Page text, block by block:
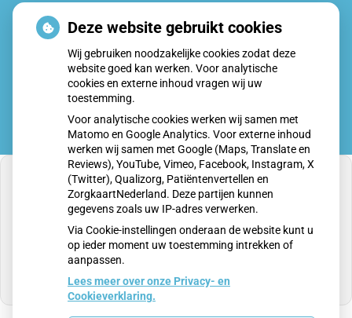
Uw
Zorg
Online
U heeft geen toestemming gegeven voor
externe inhoud die nodig is om dit te zien.
Cookie-instellingen wijzigen
Deze website gebruikt cookies
Wij gebruiken noodzakelijke cookies zodat deze
website goed kan werken. Voor analytische
cookies en externe inhoud vragen wij uw
toestemming.
Voor analytische cookies werken wij samen met
Matomo en Google Analytics. Voor externe inhoud
werken wij samen met Google (Maps, Translate en
Reviews), YouTube, Vimeo, Facebook, Instagram, X
(Twitter), Qualizorg, Patiëntenvertellen en
ZorgkaartNederland. Deze partijen kunnen
gegevens zoals uw IP-adres verwerken.
Via Cookie-instellingen onderaan de website kunt u
op ieder moment uw toestemming intrekken of
aanpassen.
Lees meer over onze Privacy- en
Cookieverklaring.